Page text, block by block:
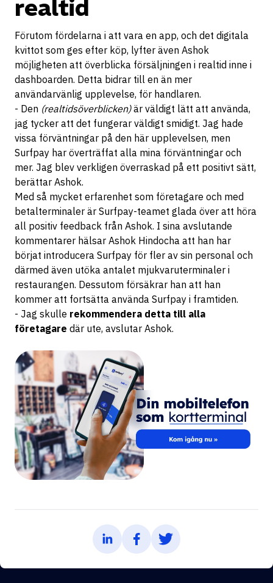
realtid
Förutom fördelarna i att vara en app, och det digitala
kvittot som ges efter köp, lyfter även Ashok
möjligheten att överblicka försäljningen i realtid inne i
dashboarden. Detta bidrar till en än mer
användarvänlig upplevelse, för handlaren.
- Den (realtidsöverblicken)är väldigt lätt att använda,
jag tycker att det fungerar väldigt smidigt. Jag hade
vissa förväntningar på den här upplevelsen, men
Surfpay har överträffat alla mina förväntningar och
mer. Jag blev verkligen överraskad på ett positivt sätt,
berättar Ashok.
Med så mycket erfarenhet som företagare och med
betalterminaler är Surfpay-teamet glada över att höra
all positiv feedback från Ashok. I sina avslutande
kommentarer hälsar Ashok Hindocha att han har
börjat introducera Surfpay för fler av sin personal och
därmed även utöka antalet mjukvaruterminaler i
restaurangen. Dessutom försäkrar han att han
kommer att fortsätta använda Surfpay i framtiden.
- Jag skulle rekommendera detta till alla
företagare där ute, avslutar Ashok.